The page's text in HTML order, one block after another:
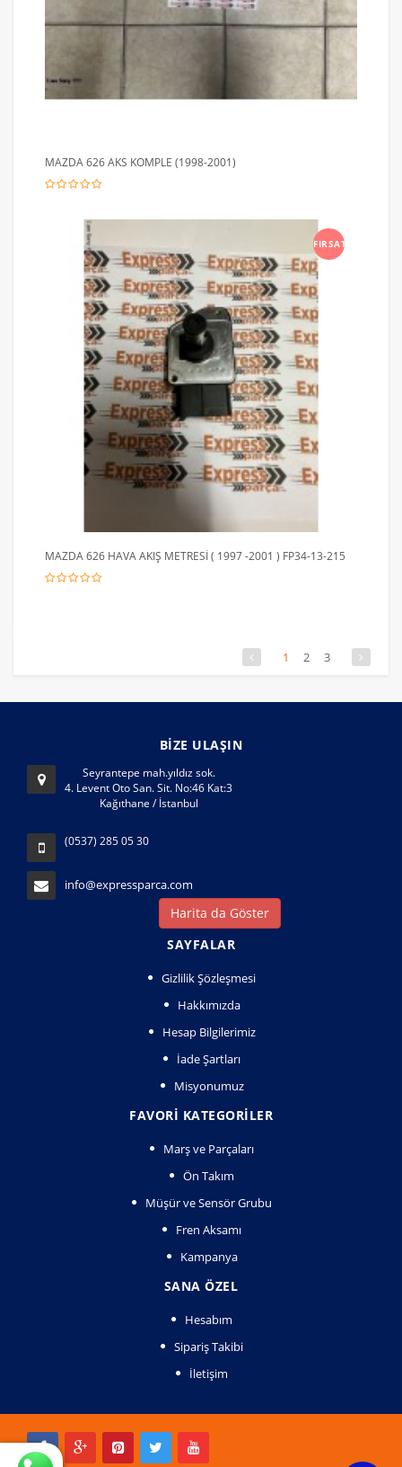
MAZDA 626 AKS KOMPLE (1998-2001)
FIRSAT
MAZDA 626 HAVA AKIŞ METRESİ ( 1997 -2001 ) FP34-13-215
1 2 3
BİZE ULAŞIN
Seyrantepe mah.yıldız sok.
4. Levent Oto San. Sit. No:46 Kat:3
Kağıthane / İstanbul
(0537) 285 05 30
info@expressparca.com
Harita da Göster
SAYFALAR
Gizlilik Şözleşmesi
Hakkımızda
Hesap Bilgilerimiz
İade Şartları
Misyonumuz
FAVORI KATEGORILER
Marş ve Parçaları
Ön Takım
Müşür ve Sensör Grubu
Fren Aksamı
Kampanya
SANA ÖZEL
Hesabım
Sipariş Takibi
İletişim